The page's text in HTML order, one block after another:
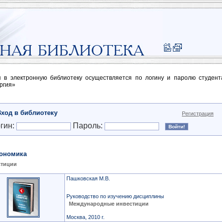
в электронную библиотеку осуществляется по логину и паролю
в библиотеку Регистрация
Пароль:
Пашковская М.В.
Руководство по изучению дисциплины
Международные инвестиции
Москва, 2010 г.